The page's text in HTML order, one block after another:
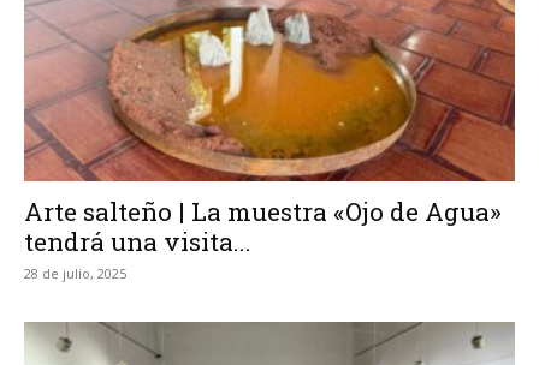
Arte salteño | La muestra «Ojo de Agua»
tendrá una visita...
28 de julio, 2025